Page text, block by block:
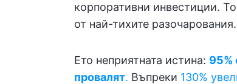
корпоративни инвестиции.
от най-тихите разочарования.
Ето неприятната истина: 95%
провалят. Въпреки 130%